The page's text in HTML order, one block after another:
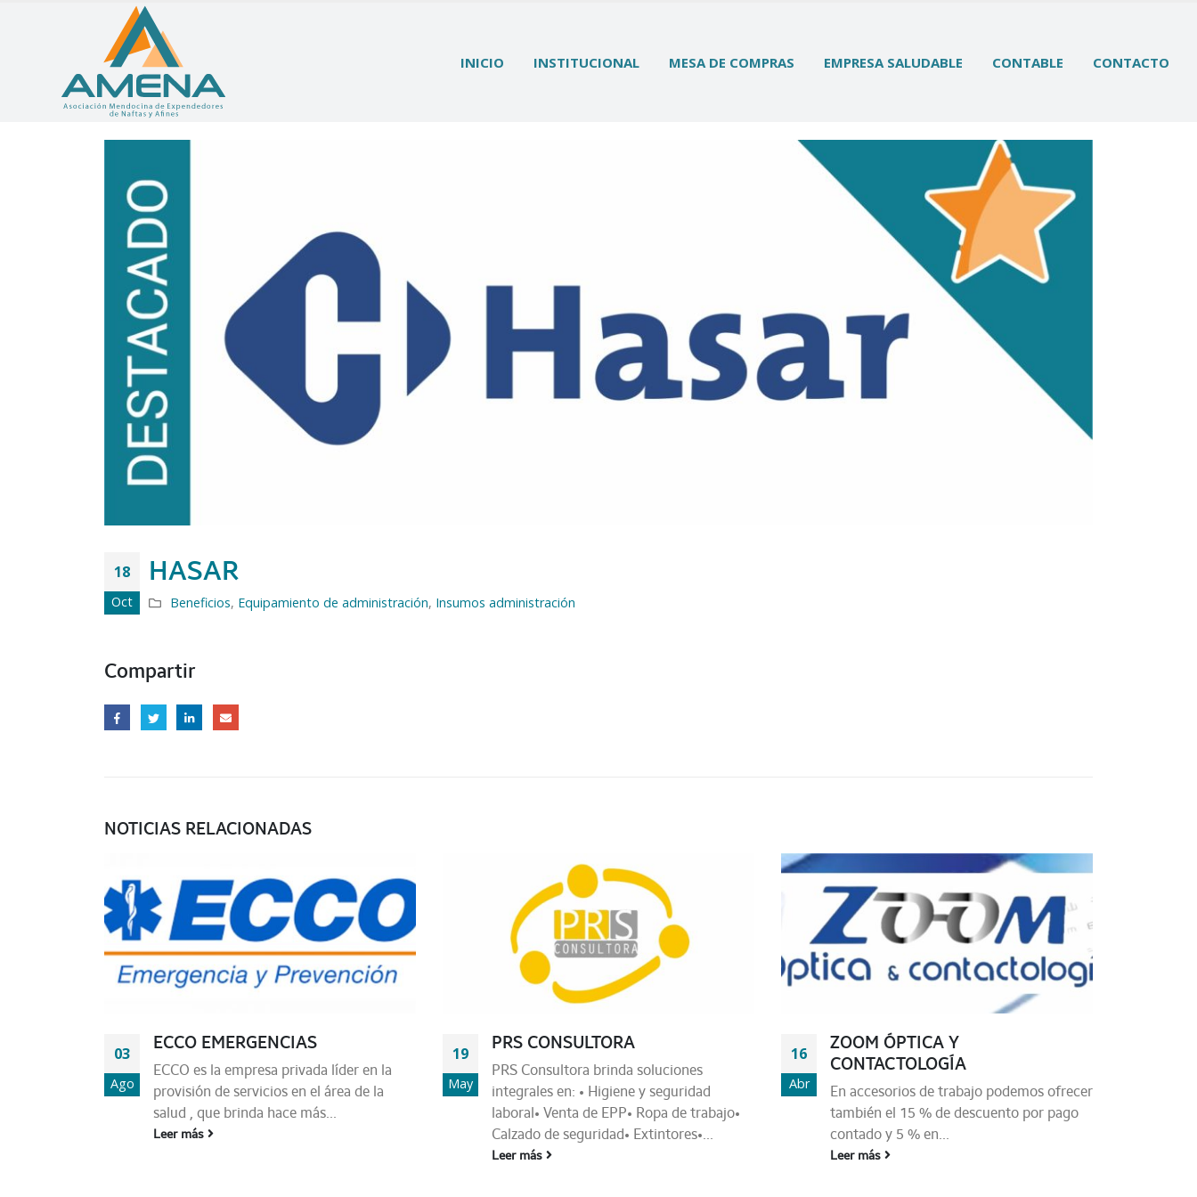
INICIO INSTITUCIONAL MESA DE COMPRAS EMPRESA SALUDABLE CONTABLE CONTACTO
18
Oct
HASAR
Beneficios, Equipamiento de administración, Insumos administración
Compartir
NOTICIAS RELACIONADAS
03
Ago
ECCO EMERGENCIAS
ECCO es la empresa privada líder en la
provisión de servicios en el área de la
salud , que brinda hace más...
Leer más
19
May
PRS CONSULTORA
PRS Consultora brinda soluciones
integrales en: • Higiene y seguridad
laboral• Venta de EPP• Ropa de trabajo•
Calzado de seguridad• Extintores•...
Leer más
16
Abr
ZOOM ÓPTICA Y
CONTACTOLOGÍA
En accesorios de trabajo podemos ofrecer
también el 15 % de descuento por pago
contado y 5 % en...
Leer más